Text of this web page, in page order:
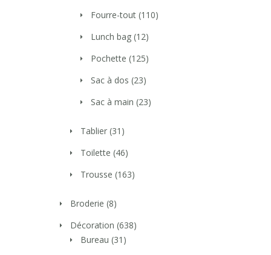
Fourre-tout (110)
Lunch bag (12)
Pochette (125)
Sac à dos (23)
Sac à main (23)
Tablier (31)
Toilette (46)
Trousse (163)
Broderie (8)
Décoration (638)
Bureau (31)